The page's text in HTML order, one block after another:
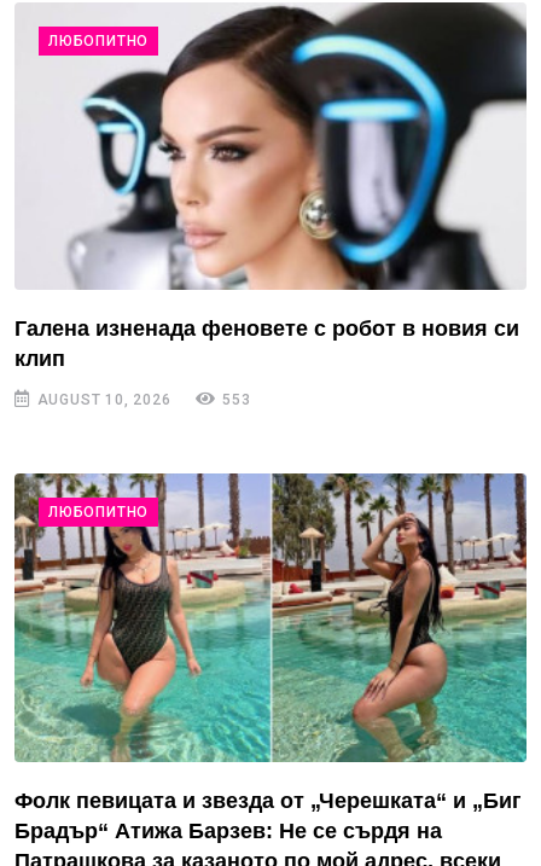
ЛЮБОПИТНО
Галена изненада феновете с робот в новия си
клип
AUGUST 10, 2026 553
ЛЮБОПИТНО
Фолк певицата и звезда от „Черешката“ и „Биг
Брадър“ Атижа Барзев: Не се сърдя на
Патрашкова за казаното по мой адрес, всеки